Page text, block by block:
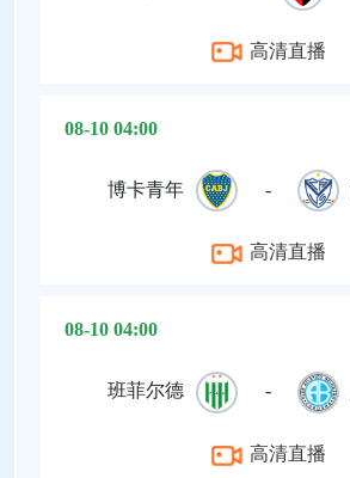
高清直播
08-10 04:00
博卡青年 -
高清直播
08-10 04:00
班菲尔德 -
高清直播